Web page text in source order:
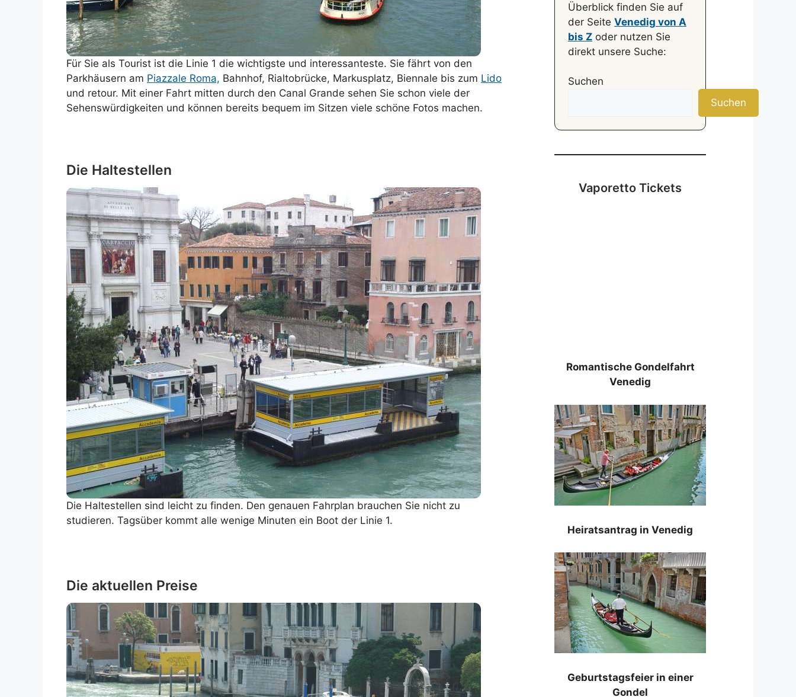
Für Sie als Tourist ist die Linie 1 die wichtigste und interessanteste. Sie fährt von den
Parkhäusern am Piazzale Roma, Bahnhof, Rialtobrücke, Markusplatz, Biennale bis zum Lido
und retour. Mit einer Fahrt mitten durch den Canal Grande sehen Sie schon viele der
Sehenswürdigkeiten und können bereits bequem im Sitzen viele schöne Fotos machen.
Die Haltestellen
Die Haltestellen sind leicht zu finden. Den genauen Fahrplan brauchen Sie nicht zu
studieren. Tagsüber kommt alle wenige Minuten ein Boot der Linie 1.
Die aktuellen Preise
Überblick finden Sie auf
der Seite Venedig von A
bis Z oder nutzen Sie
direkt unsere Suche:
Suchen
Suchen
Vaporetto Tickets
Romantische Gondelfahrt
Venedig
Heiratsantrag in Venedig
Geburtstagsfeier in einer
Gondel